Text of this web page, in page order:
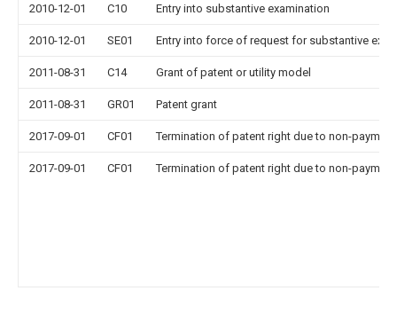
2010-12-01 C10 Entry into substantive examination
2010-12-01 SE01 Entry into force of request for substantive
2011-08-31 C14 Grant of patent or utility model
2011-08-31 GR01 Patent grant
2017-09-01 CF01 Termination of patent right due to non-
2017-09-01 CF01 Termination of patent right due to non-